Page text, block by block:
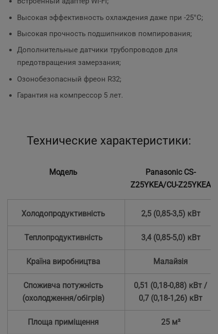
Высокая эффективность охлаждения даже при -25°C;
Высокая прочность подшипников помпирования;
Дополнительные датчики трубопроводов для
предотвращения замерзания;
Озонобезопасный фреон R32;
Гарантия на компрессор 5 лет.
Технические характеристики:
Модель
Panasonic CS-
Z25YKEA/CU-Z25YKEA
Холодопродуктивність 2,5 (0,85-3,5) кВт
Теплопродуктивність 3,4 (0,85-5,0) кВт
Країна виробництва Малайзія
Споживча потужність
(охолодження/обігрів)
0,51 (0,18-0,88) кВт /
0,7 (0,18-1,26) кВт
Площа приміщення 25 м²